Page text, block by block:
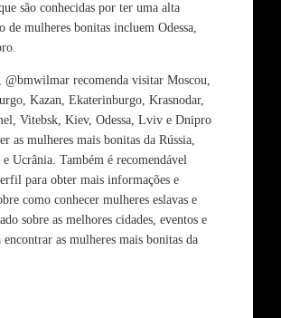
são conhecidas por ter uma alta
de mulheres bonitas incluem Odessa,
@bmwilmar recomenda visitar Moscou,
Kazan, Ekaterinburgo, Krasnodar,
Vitebsk, Kiev, Odessa, Lviv e Dnipro
as mulheres mais bonitas da Rússia,
Ucrânia. Também é recomendável
para obter mais informações e
como conhecer mulheres eslavas e
sobre as melhores cidades, eventos e
encontrar as mulheres mais bonitas da